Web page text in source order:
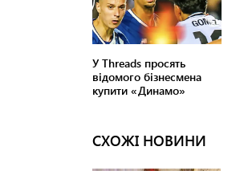
СХОЖІ НОВИНИ